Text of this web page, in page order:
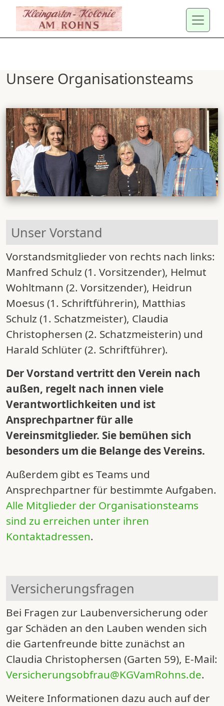
Direkt zum Inhalt
Unsere Organisationsteams
Unser Vorstand
Vorstandsmitglieder von rechts nach links:
Manfred Schulz (1. Vorsitzender), Helmut
Wohltmann (2. Vorsitzender), Heidrun
Moesus (1. Schriftführerin), Matthias
Schulz (1. Schatzmeister), Claudia
Christophersen (2. Schatzmeisterin) und
Harald Schlüter (2. Schriftführer).
Der Vorstand vertritt den Verein nach
außen, regelt nach innen viele
Verantwortlichkeiten und ist
Ansprechpartner für alle
Vereinsmitglieder. Sie bemühen sich
besonders um die Belange des Vereins.
Außerdem gibt es Teams und
Ansprechpartner für bestimmte Aufgaben.
Alle Mitglieder der Organisationsteams
sind zu erreichen unter ihren
Kontaktadressen.
Versicherungsfragen
Bei Fragen zur Laubenversicherung oder
gar Schäden an den Lauben wenden sich
die Gartenfreunde bitte zunächst an
Claudia Christophersen (Garten 59), E-Mail:
Versicherungsobfrau@KGVamRohns.de.
Weitere Informationen dazu auch auf der